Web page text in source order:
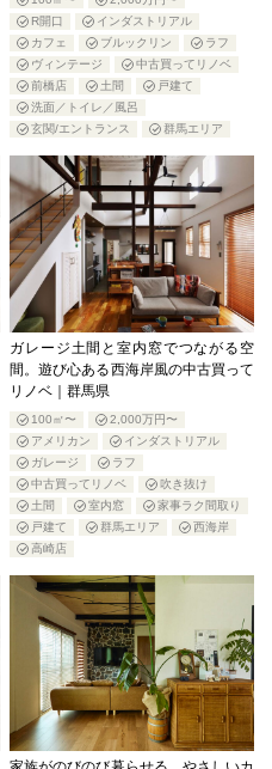
R開口
インダストリアル
カフェ
ブルックリン
ラフ
ヴィンテージ
中古買ってリノベ
前橋店
土間
戸建て
洗面／トイレ／風呂
玄関/エントランス
群馬エリア
ガレージ土間と室内窓でつながる空
間。遊び心ある西海岸風の中古買って
リノベ｜群馬県
100㎡〜
2,000万円〜
アメリカン
インダストリアル
ガレージ
ラフ
中古買ってリノベ
吹き抜け
土間
室内窓
家事ラク間取り
戸建て
群馬エリア
西海岸
高崎店